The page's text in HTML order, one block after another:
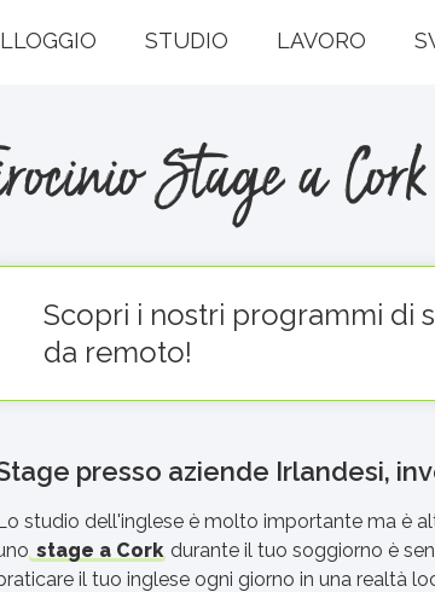
STUDIO LAVORO
Stage a Cork
Scopri i nostri programmi di
da remoto!
presso aziende Irlandesi,
studio dell'inglese è molto importante ma è
stage a Cork durante il tuo soggiorno è
il tuo inglese ogni giorno in una realtà